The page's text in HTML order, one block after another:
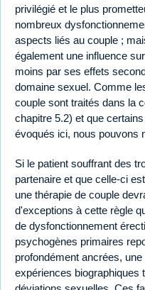
privilégié et le plus
nombreux
aspects liés au couple ;
également une influence
moins par ses effets
domaine sexuel. Comme
couple sont traités dans la
chapitre 5.2) et que
évoqués ici, nous pouvons
Si le patient souffrant des
partenaire et que celle-ci
une thérapie de couple
d'exceptions à cette règle
de dysfonctionnement
psychogènes primaires
profondément ancrées,
expériences biographiques